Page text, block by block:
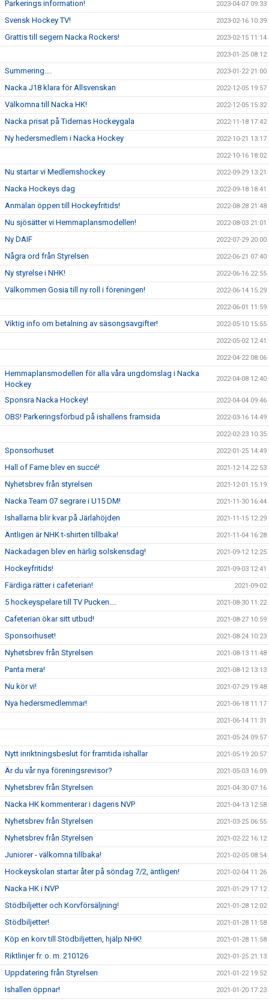
Parkerings information! 2023-04-07 09:33
Svensk Hockey TV! 2023-02-16 10:39
Grattis till segern Nacka Rockers! 2023-02-15 11:14
2023-01-25 08:12
Summering…. 2023-01-22 21:00
Nacka J18 klara för Allsvenskan 2022-12-05 19:57
Välkomna till Nacka HK! 2022-12-05 15:32
Nacka prisat på Tidernas Hockeygala 2022-11-18 17:42
Ny hedersmedlem i Nacka Hockey 2022-10-21 13:17
2022-10-16 18:02
Nu startar vi Medlemshockey 2022-09-29 13:21
Nacka Hockeys dag 2022-09-18 18:41
Anmälan öppen till Hockeyfritids! 2022-08-28 21:48
Nu sjösätter vi Hemmaplansmodellen! 2022-08-03 21:01
Ny DAIF 2022-07-29 20:00
Några ord från Styrelsen 2022-06-21 07:40
Ny styrelse i NHK! 2022-06-16 22:55
Välkommen Gosia till ny roll i föreningen! 2022-06-14 15:29
2022-06-01 11:59
Viktig info om betalning av säsongsavgifter! 2022-05-10 15:55
2022-05-02 12:41
2022-04-22 08:06
Hemmaplansmodellen för alla våra ungdomslag i Nacka
Hockey
2022-04-08 12:40
Sponsra Nacka Hockey! 2022-04-04 09:46
OBS! Parkeringsförbud på ishallens framsida 2022-03-16 14:49
2022-02-23 10:35
Sponsorhuset 2022-01-25 14:49
Hall of Fame blev en succé! 2021-12-14 22:53
Nyhetsbrev från styrelsen 2021-12-01 15:19
Nacka Team 07 segrare i U15 DM! 2021-11-30 16:44
Ishallarna blir kvar på Järlahöjden 2021-11-15 12:29
Äntligen är NHK t-shirten tillbaka! 2021-11-04 16:28
Nackadagen blev en härlig solskensdag! 2021-09-12 12:25
Hockeyfritids! 2021-09-03 12:41
Färdiga rätter i cafeterian! 2021-09-02
5 hockeyspelare till TV Pucken.... 2021-08-30 11:22
Cafeterian ökar sitt utbud! 2021-08-27 10:59
Sponsorhuset! 2021-08-24 10:23
Nyhetsbrev från Styrelsen 2021-08-13 11:48
Panta mera! 2021-08-12 13:13
Nu kör vi! 2021-07-29 19:48
Nya hedersmedlemmar! 2021-06-18 11:17
2021-06-14 11:31
2021-05-24 09:57
Nytt inriktningsbeslut för framtida ishallar 2021-05-19 20:57
Är du vår nya föreningsrevisor? 2021-05-03 16:09
Nyhetsbrev från Styrelsen 2021-04-30 07:16
Nacka HK kommenterar i dagens NVP 2021-04-13 12:58
Nyhetsbrev från Styrelsen 2021-03-25 06:55
Nyhetsbrev från Styrelsen 2021-02-22 16:12
Juniorer - välkomna tillbaka! 2021-02-05 08:54
Hockeyskolan startar åter på söndag 7/2, äntligen! 2021-02-04 11:26
Nacka HK i NVP 2021-01-29 17:12
Stödbiljetter och Korvförsäljning! 2021-01-28 12:02
Stödbiljetter! 2021-01-28 11:58
Köp en korv till Stödbiljetten, hjälp NHK! 2021-01-28 11:58
Riktlinjer fr. o. m. 210126 2021-01-25 21:13
Uppdatering från Styrelsen 2021-01-22 19:52
Ishallen öppnar! 2021-01-20 17:23